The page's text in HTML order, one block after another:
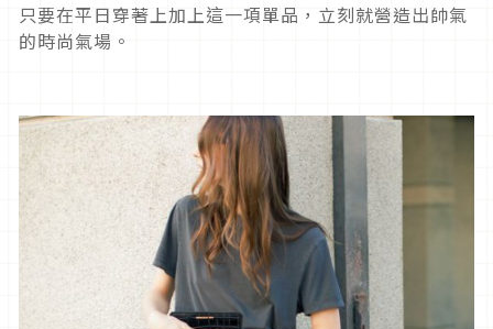
只要在平日穿著上加上這一項單品，立刻就營造出帥氣
的時尚氣場。